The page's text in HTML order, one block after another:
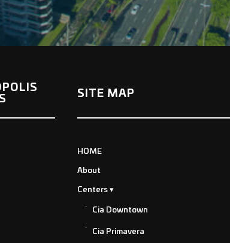
SITE MAP
HOME
About
Centers
Cia Downtown
Cia Primavera